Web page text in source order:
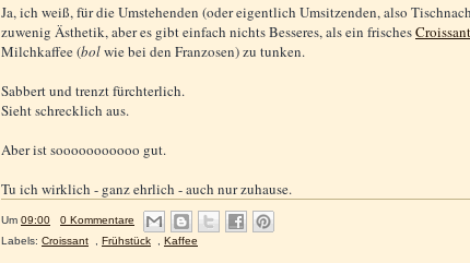
Ja, ich weiß, für die Umstehenden (oder eigentlich Umsitzenden, also
zuwenig Ästhetik, aber es gibt einfach nichts Besseres, als ein frischesCroissant
Milchkaffee (bolwie bei den Franzosen) zu tunken.
Sabbert und trenzt fürchterlich.
Sieht schrecklich aus.
Aber ist sooooooooooo gut.
Tu ich wirklich - ganz ehrlich - auch nur zuhause.
Um 09:00
0 Kommentare
Labels: Croissant , Frühstück , Kaffee